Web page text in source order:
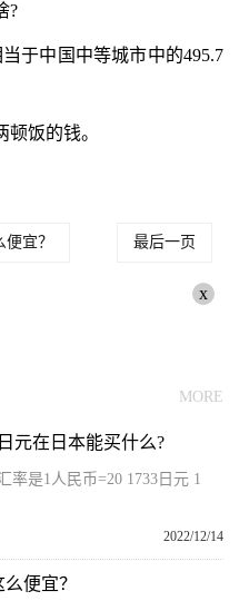
?
于中国中等城市中的495.7
饭的钱。
宜？ 最后一页
x
MORE
元在日本能买什么?
率是1人民币=20 1733日元 1
2022/12/14
便宜？